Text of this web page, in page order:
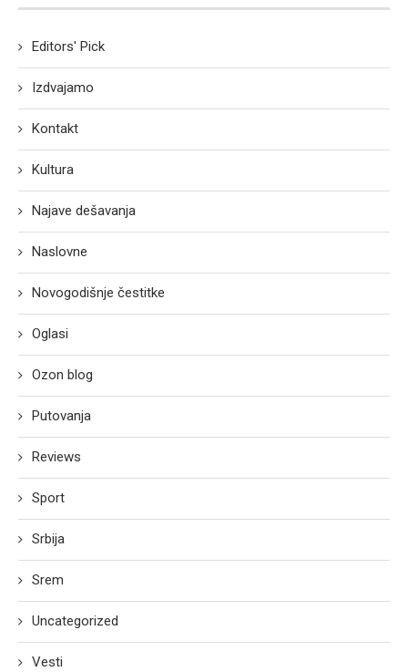
Editors' Pick
Izdvajamo
Kontakt
Kultura
Najave dešavanja
Naslovne
Novogodišnje čestitke
Oglasi
Ozon blog
Putovanja
Reviews
Sport
Srbija
Srem
Uncategorized
Vesti